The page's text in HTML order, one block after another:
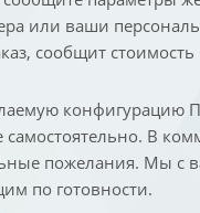
или ваши
сообщит
конфигурацию
самостоятельно. В
пожелания. Мы с
по готовности.